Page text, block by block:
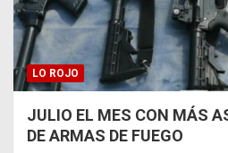
LO ROJO
JULIO EL MES CON MÁS
DE ARMAS DE FUEGO